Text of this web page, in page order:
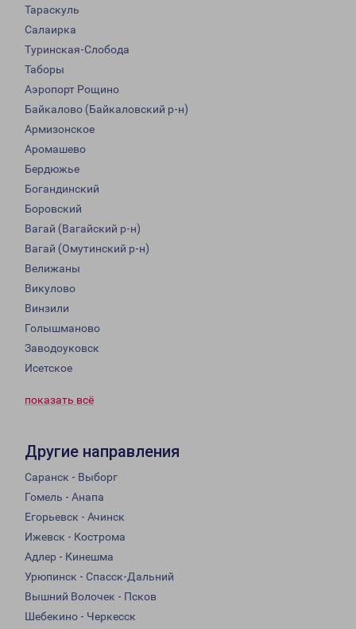
Тараскуль
Салаирка
Туринская-Слобода
Таборы
Аэропорт Рощино
Байкалово (Байкаловский р-н)
Армизонское
Аромашево
Бердюжье
Богандинский
Боровский
Вагай (Вагайский р-н)
Вагай (Омутинский р-н)
Велижаны
Викулово
Винзили
Голышманово
Заводоуковск
Исетское
показать всё
Другие направления
Саранск - Выборг
Гомель - Анапа
Егорьевск - Ачинск
Ижевск - Кострома
Адлер - Кинешма
Урюпинск - Спасск-Дальний
Вышний Волочек - Псков
Шебекино - Черкесск